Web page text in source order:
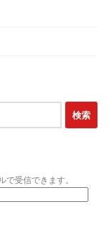
で受信できます。